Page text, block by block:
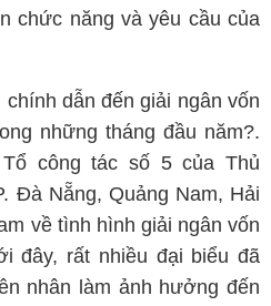
chức năng và yêu cầu của
dẫn đến giải ngân vốn
những tháng đầu năm?.
công tác số 5 của Thủ
Đà Nẵng, Quảng Nam, Hải
về tình hình giải ngân vốn
đây, rất nhiều đại biểu đã
nhân làm ảnh hưởng đến